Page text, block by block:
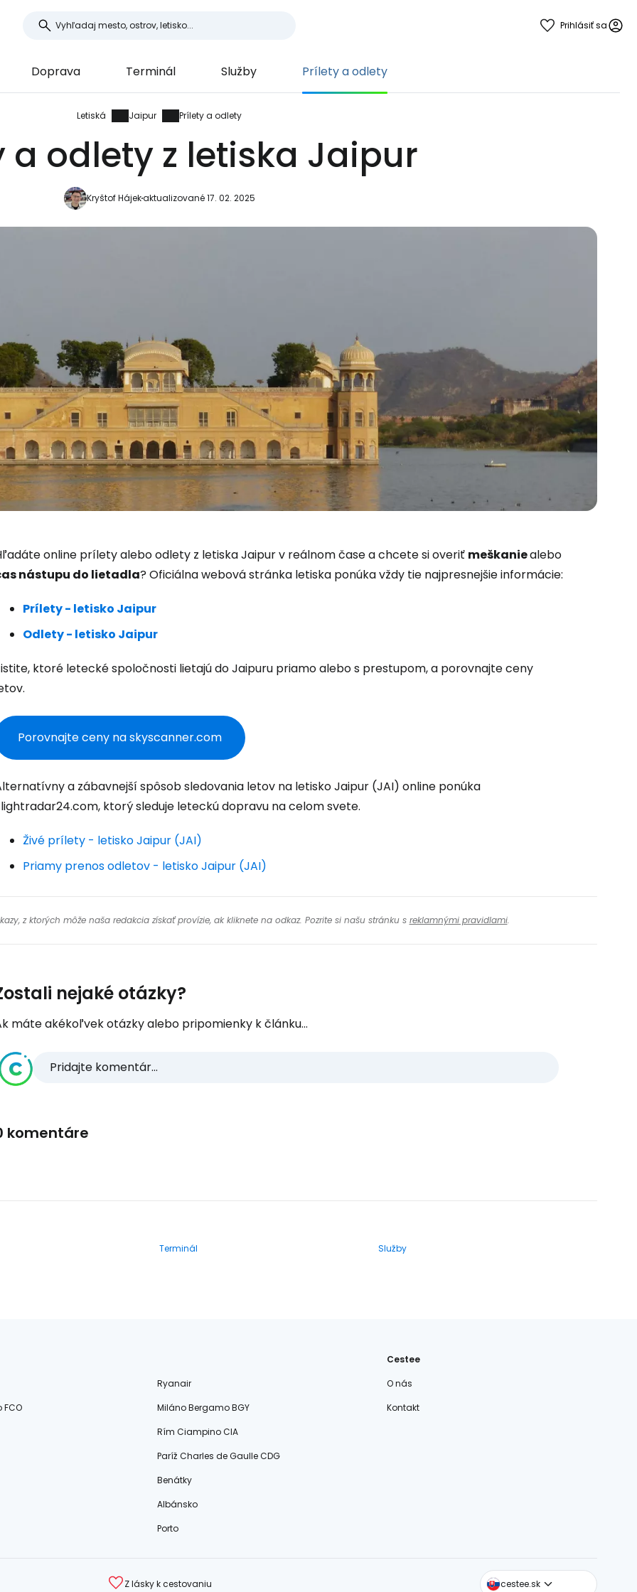
Prihlásiť sa
Doprava Terminál Služby Prílety a odlety
Letiská Jaipur Prílety a odlety
a odlety z letiska Jaipur
Kryštof Hájekaktualizované 17. 02. 2025
online prílety alebo odlety z letiska Jaipur v reálnom čase a chcete si overiť meškaniealebo
nástupu do lietadla? Oficiálna webová stránka letiska ponúka vždy tie najpresnejšie informácie:
Prílety - letisko Jaipur
Odlety - letisko Jaipur
ktoré letecké spoločnosti lietajú do Jaipuru priamo alebo s prestupom, a porovnajte ceny
Porovnajte ceny na skyscanner.com
a zábavnejší spôsob sledovania letov na letisko Jaipur (JAI) online ponúka
ktorý sleduje leteckú dopravu na celom svete.
Živé prílety - letisko Jaipur (JAI)
Priamy prenos odletov - letisko Jaipur (JAI)
z ktorých môže naša redakcia získať provízie, ak kliknete na odkaz. Pozrite si našu stránku s reklamnými pravidlami.
nejaké otázky?
máte akékoľvek otázky alebo pripomienky k článku...
Pridajte komentár...
komentáre
Terminál Služby
Ryanair
Miláno Bergamo BGY
Rím Ciampino CIA
Paríž Charles de Gaulle CDG
Benátky
Albánsko
Porto
Cestee
O nás
Kontakt
Z lásky k cestovaniu cestee.sk
cestee.com
Cestee
... celosvetovej komunity cestovateľov
Pokračovať so službou Google
Pokračovať s e-mailom